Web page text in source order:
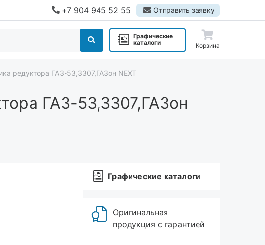
+7 904 945 52 55 Отправить заявку
Графические
каталоги
Корзина
редуктора ГАЗ-53,3307,ГАЗон NEXT
ГАЗ-53,3307,ГАЗон
Графические каталоги
Оригинальная
продукция с гарантией